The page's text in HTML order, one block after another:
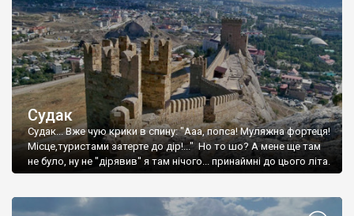
Судак
Судак... Вже чую крики в спину: "Ааа, попса! Муляжна фортеця!
Місце,туристами затерте до дір!..." Но то шо? А мене ще там
не було, ну не "дірявив" я там нічого... принаймні до цього літа.